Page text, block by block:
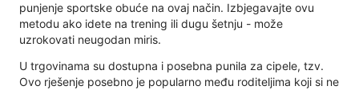
punjenje sportske obuće na ovaj način. Izbjegavajte ovu
metodu ako idete na trening ili dugu šetnju - može
uzrokovati neugodan miris.
U trgovinama su dostupna i posebna punila za cipele, tzv.
Ovo rješenje posebno je popularno među roditeljima koji si ne